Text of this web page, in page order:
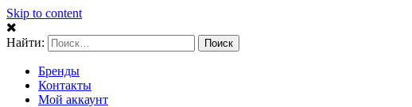
Skip to content
Найти:
Бренды
Контакты
Мой аккаунт